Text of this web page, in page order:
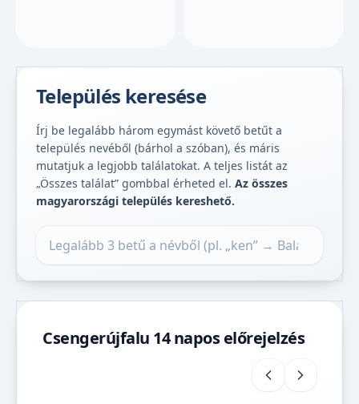
Település keresése
Írj be legalább három egymást követő betűt a
település nevéből (bárhol a szóban), és máris
mutatjuk a legjobb találatokat. A teljes listát az
„Összes találat” gombbal érheted el. Az összes
magyarországi település kereshető.
Csengerújfalu 14 napos előrejelzés